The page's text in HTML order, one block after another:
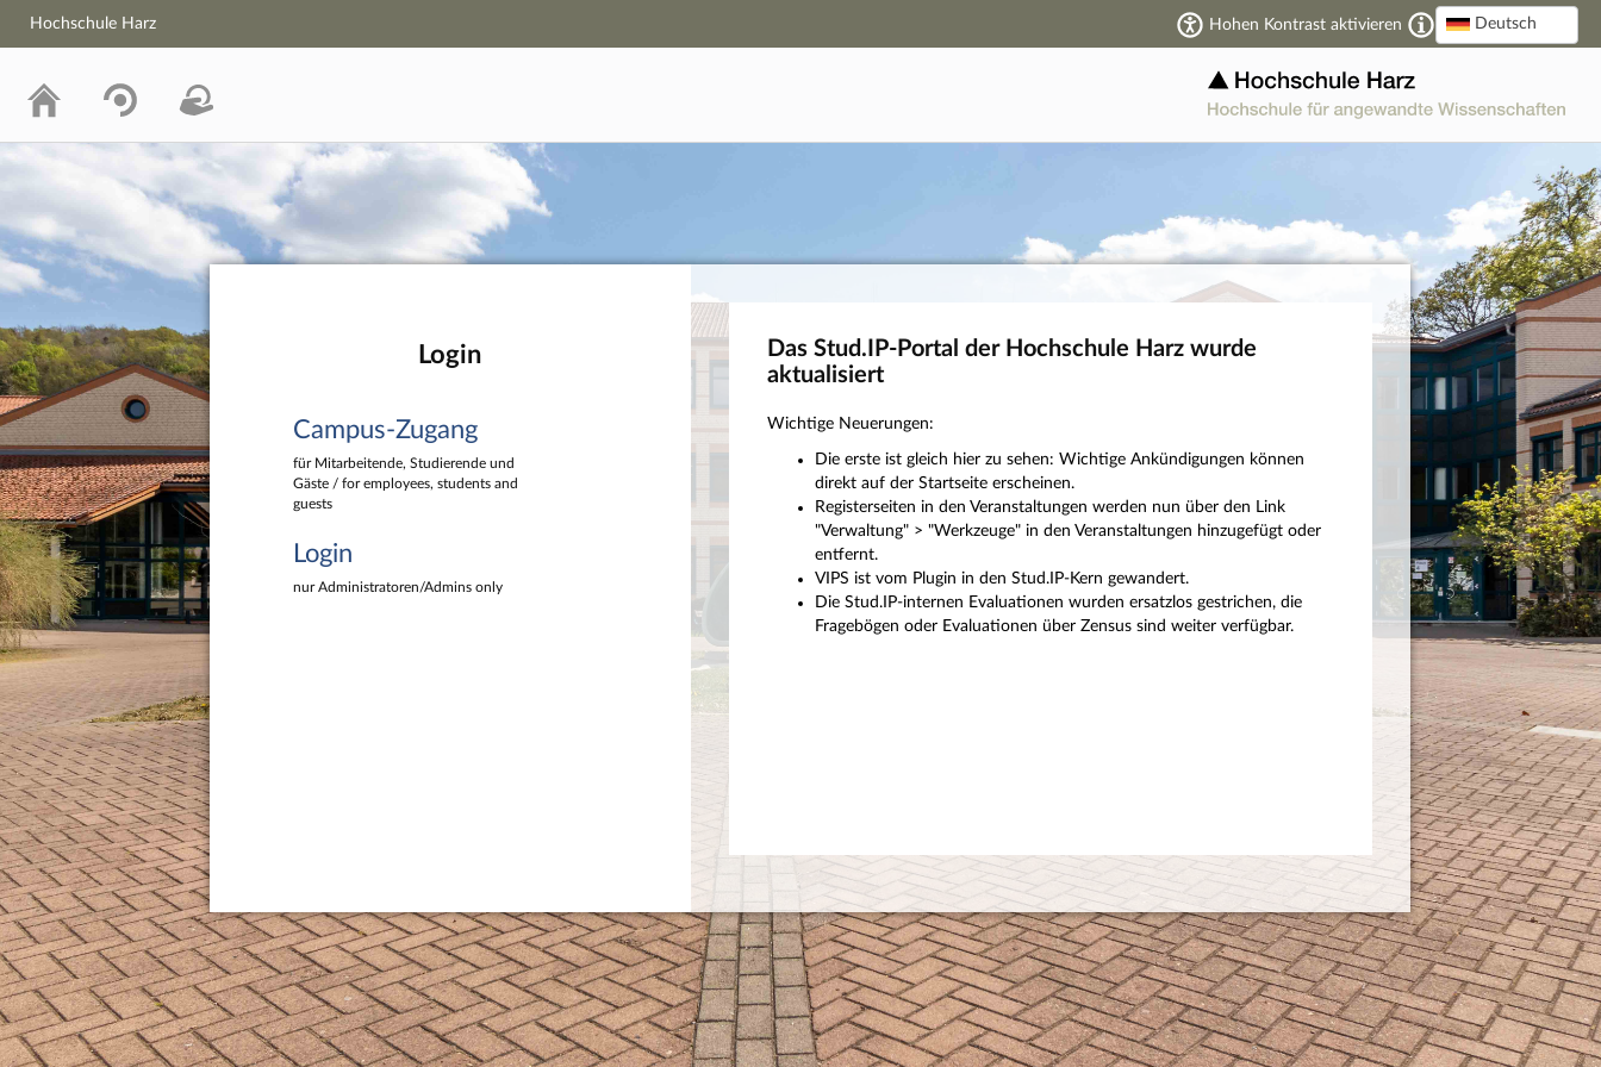
Hauptnavigation
Fußzeile
Hochschule Harz Hohen Kontrast aktivieren Deutsch
Hochschule Harz
Login
Campus-Zugang
für Mitarbeitende, Studierende und
Gäste / for employees, students and
guests
Login
nur Administratoren/Admins only
Das Stud.IP-Portal der Hochschule Harz wurde
aktualisiert
Wichtige Neuerungen:
Die erste ist gleich hier zu sehen: Wichtige Ankündigungen können
direkt auf der Startseite erscheinen.
Registerseiten in den Veranstaltungen werden nun über den Link
"Verwaltung" > "Werkzeuge" in den Veranstaltungen hinzugefügt oder
entfernt.
VIPS ist vom Plugin in den Stud.IP-Kern gewandert.
Die Stud.IP-internen Evaluationen wurden ersatzlos gestrichen, die
Fragebögen oder Evaluationen über Zensus sind weiter verfügbar.